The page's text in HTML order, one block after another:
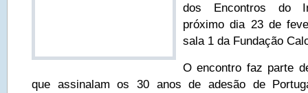
dos Encontros do
próximo dia 23 de
sala 1 da Fundação
O encontro faz parte
que assinalam os 30 anos de adesão de